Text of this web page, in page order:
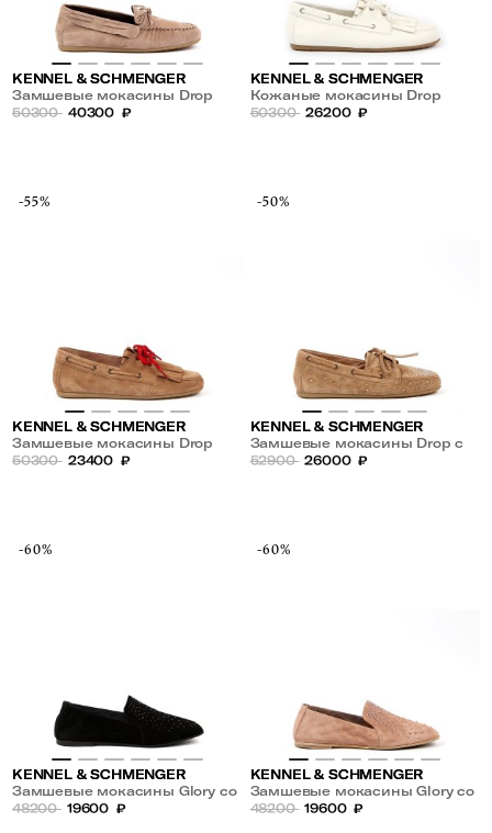
KENNEL & SCHMENGER
Замшевые мокасины Drop
50300 40300 ₽
KENNEL & SCHMENGER
Кожаные мокасины Drop
50300 26200 ₽
-55%
KENNEL & SCHMENGER
Замшевые мокасины Drop
50300 23400 ₽
-50%
KENNEL & SCHMENGER
Замшевые мокасины Drop с
клепками
52900 26000 ₽
-60%
KENNEL & SCHMENGER
Замшевые мокасины Glory со
стразами
48200 19600 ₽
-60%
KENNEL & SCHMENGER
Замшевые мокасины Glory со
стразами
48200 19600 ₽